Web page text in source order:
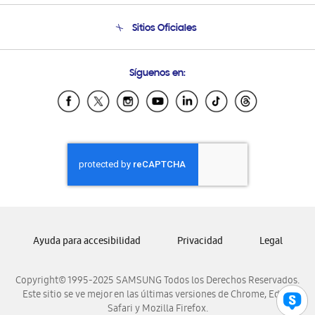
Soporte vía eMail
Sitios Oficiales
Samsung Ecuador
Samsung El Salvador
Samsung Honduras
Samsung Nicaragua
Samsung Panamá
Samsung Venezuela
Síguenos en:
Copyright© 1995-2025 SAMSUNG Todos los Derechos Reservados.
Este sitio se ve mejor en las últimas versiones de Chrome, Edge,
Safari y Mozilla Firefox.
Ayuda para accesibilidad Privacidad Legal